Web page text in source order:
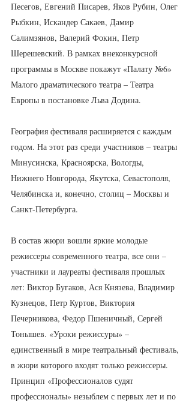
Песегов, Евгений Писарев, Яков Рубин, Олег
Рыбкин, Искандер Сакаев, Дамир
Салимзянов, Валерий Фокин, Петр
Шерешевский. В рамках внеконкурсной
программы в Москве покажут «Палату №6»
Малого драматического театра – Театра
Европы в постановке Льва Додина.
География фестиваля расширяется с каждым
годом. На этот раз среди участников – театры
Минусинска, Красноярска, Вологды,
Нижнего Новгорода, Якутска, Севастополя,
Челябинска и, конечно, столиц – Москвы и
Санкт-Петербурга.
В состав жюри вошли яркие молодые
режиссеры современного театра, все они –
участники и лауреаты фестиваля прошлых
лет: Виктор Бугаков, Ася Князева, Владимир
Кузнецов, Петр Куртов, Виктория
Печерникова, Федор Пшеничный, Сергей
Тонышев. «Уроки режиссуры» –
единственный в мире театральный фестиваль,
в жюри которого входят только режиссеры.
Принцип «Профессионалов судят
профессионалы» незыблем с первых лет и по